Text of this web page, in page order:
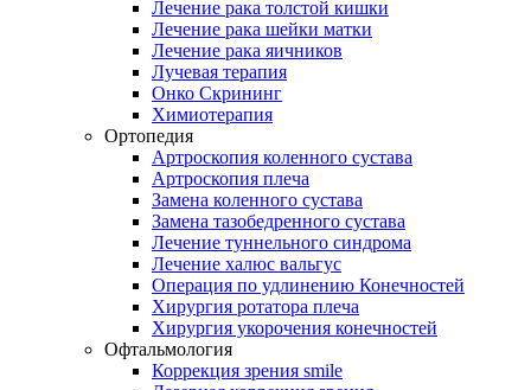
Лечение рака толстой кишки
Лечение рака шейки матки
Лечение рака яичников
Лучевая терапия
Онко Скрининг
Химиотерапия
Ортопедия
Артроскопия коленного сустава
Артроскопия плеча
Замена коленного сустава
Замена тазобедренного сустава
Лечение туннельного синдрома
Лечение халюс вальгус
Операция по удлинению Конечностей
Хирургия ротатора плеча
Хирургия укорочения конечностей
Офтальмология
Коррекция зрения smile